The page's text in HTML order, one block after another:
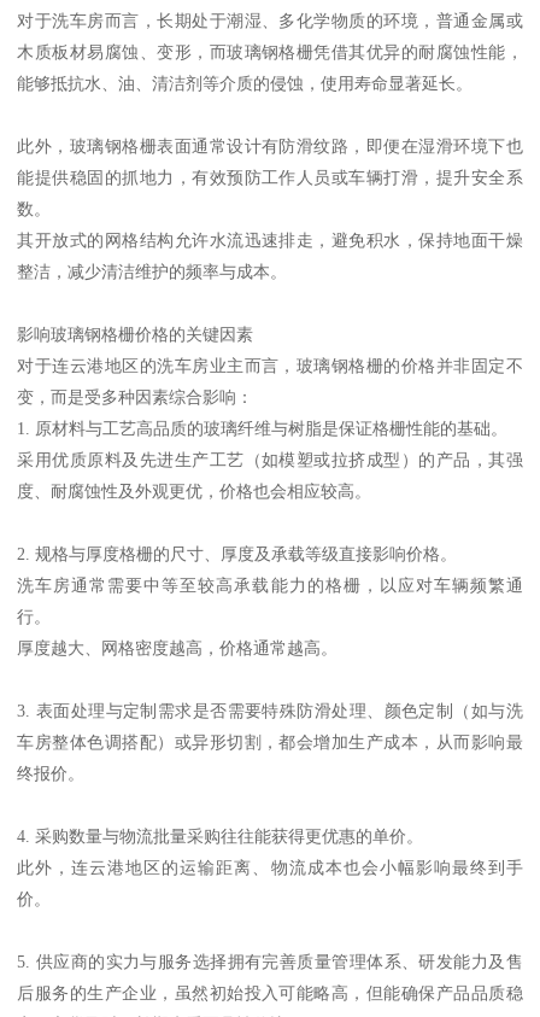
对于洗车房而言，长期处于潮湿、多化学物质的环境，普通金属或
木质板材易腐蚀、变形，而玻璃钢格栅凭借其优异的耐腐蚀性能，
能够抵抗水、油、清洁剂等介质的侵蚀，使用寿命显著延长。
此外，玻璃钢格栅表面通常设计有防滑纹路，即便在湿滑环境下也
能提供稳固的抓地力，有效预防工作人员或车辆打滑，提升安全系
数。
其开放式的网格结构允许水流迅速排走，避免积水，保持地面干燥
整洁，减少清洁维护的频率与成本。
影响玻璃钢格栅价格的关键因素
对于连云港地区的洗车房业主而言，玻璃钢格栅的价格并非固定不
变，而是受多种因素综合影响：
1. 原材料与工艺高品质的玻璃纤维与树脂是保证格栅性能的基础。
采用优质原料及先进生产工艺（如模塑或拉挤成型）的产品，其强
度、耐腐蚀性及外观更优，价格也会相应较高。
2. 规格与厚度格栅的尺寸、厚度及承载等级直接影响价格。
洗车房通常需要中等至较高承载能力的格栅，以应对车辆频繁通
行。
厚度越大、网格密度越高，价格通常越高。
3. 表面处理与定制需求是否需要特殊防滑处理、颜色定制（如与洗
车房整体色调搭配）或异形切割，都会增加生产成本，从而影响最
终报价。
4. 采购数量与物流批量采购往往能获得更优惠的单价。
此外，连云港地区的运输距离、物流成本也会小幅影响最终到手
价。
5. 供应商的实力与服务选择拥有完善质量管理体系、研发能力及售
后服务的生产企业，虽然初始投入可能略高，但能确保产品品质稳